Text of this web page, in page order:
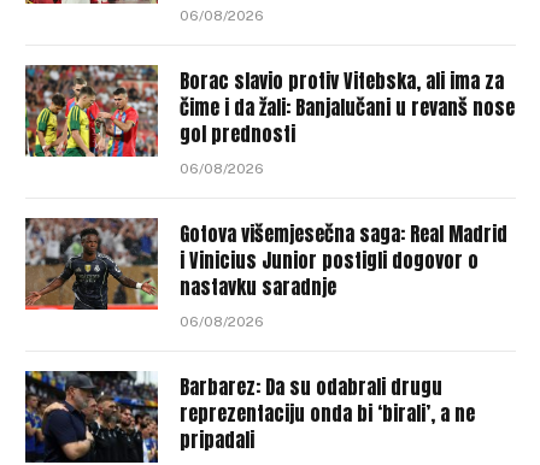
06/08/2026
Borac slavio protiv Vitebska, ali ima za
čime i da žali: Banjalučani u revanš nose
gol prednosti
06/08/2026
Gotova višemjesečna saga: Real Madrid
i Vinicius Junior postigli dogovor o
nastavku saradnje
06/08/2026
Barbarez: Da su odabrali drugu
reprezentaciju onda bi ‘birali’, a ne
pripadali